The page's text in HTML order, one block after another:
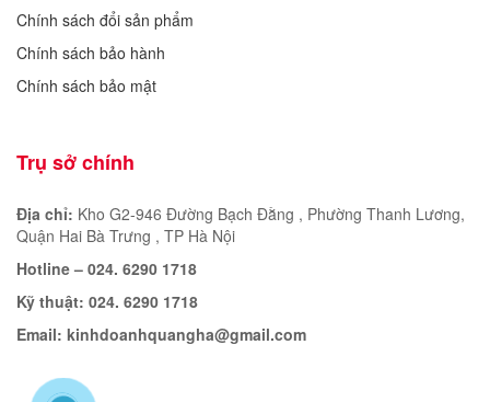
Chính sách đổi sản phẩm
Chính sách bảo hành
Chính sách bảo mật
Trụ sở chính
Địa chỉ: Kho G2-946 Đường Bạch Đằng , Phường Thanh Lương,
Quận Hai Bà Trưng , TP Hà Nội
Hotline – 024. 6290 1718
Kỹ thuật: 024. 6290 1718
Email: kinhdoanhquangha@gmail.com